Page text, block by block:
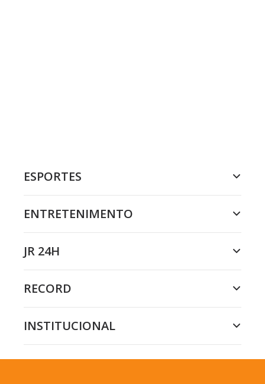
ESPORTES
ENTRETENIMENTO
JR 24H
RECORD
INSTITUCIONAL